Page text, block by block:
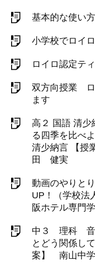
基本的な使い
小学校でロイ
ロイロ認定テ
双方向授業 ロ
ます
高２ 国語 清少
る四季を比べ
清少納言 【授
田 健実
動画のやりと
UP！（学校
阪ホテル専門
中３ 理科 音
とどう関係し
案】 南山中